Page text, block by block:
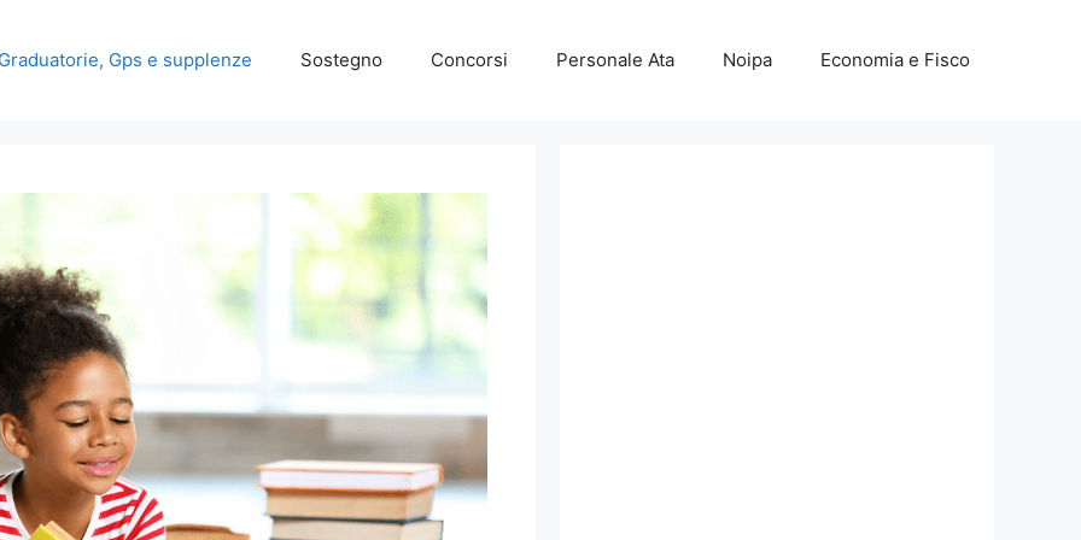
Graduatorie, Gps e supplenze Sostegno Concorsi Personale Ata Noipa Economia e Fisco